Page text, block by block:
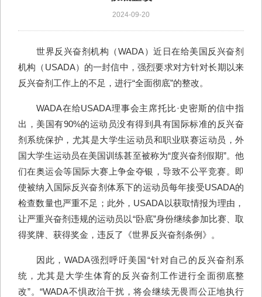
2024-09-20
世界反兴奋剂机构（WADA）近日在给美国反兴奋剂
机构（USADA）的一封信中，强烈要求对方针对长期以来
反兴奋剂工作上的不足，进行“全面彻底”的整改。
WADA在给USADA理事会主席托比·史密斯的信中指
出，美国有90%的运动员没有得到具有国际标准的反兴奋
剂系统保护，尤其是大学生运动员和职业联赛运动员，外
国大学生运动员在美国训练甚至被称为“度兴奋剂假期”。他
们在奥运会等国际大赛上争金夺银，导致不公平竞赛。即
使被纳入国际反兴奋剂体系下的运动员每年接受USADA的
检查数量也严重不足；此外，USADA以获取情报为理由，
让严重兴奋剂违规的运动员以“卧底”身份继续参加比赛、取
得奖牌、获得奖金，违反了《世界反兴奋剂条例》。
因此，WADA强烈呼吁美国“针对自己的反兴奋剂系
统，尤其是大学生体育的反兴奋剂工作进行全面彻底整
改”。“WADA不惧政治干扰，将会继续无畏而公正地执行